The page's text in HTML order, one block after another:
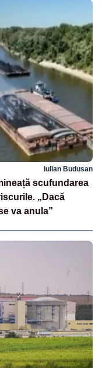
Iulian Budusan
scufundarea
„Dacă
va anula”